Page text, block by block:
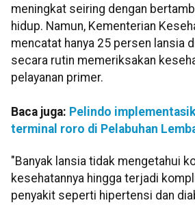
meningkat seiring dengan
hidup. Namun, Kementerian
mencatat hanya 25 persen lansia
secara rutin memeriksakan
pelayanan primer.
Baca juga: Pelindo
terminal roro di Pelabuhan
"Banyak lansia tidak mengetahui
kesehatannya hingga terjadi
penyakit seperti hipertensi dan